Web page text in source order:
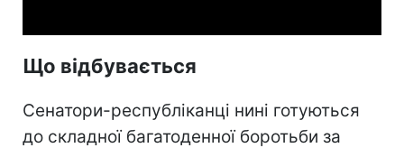
Що відбувається
Сенатори-республіканці нині готуються
до складної багатоденної боротьби за